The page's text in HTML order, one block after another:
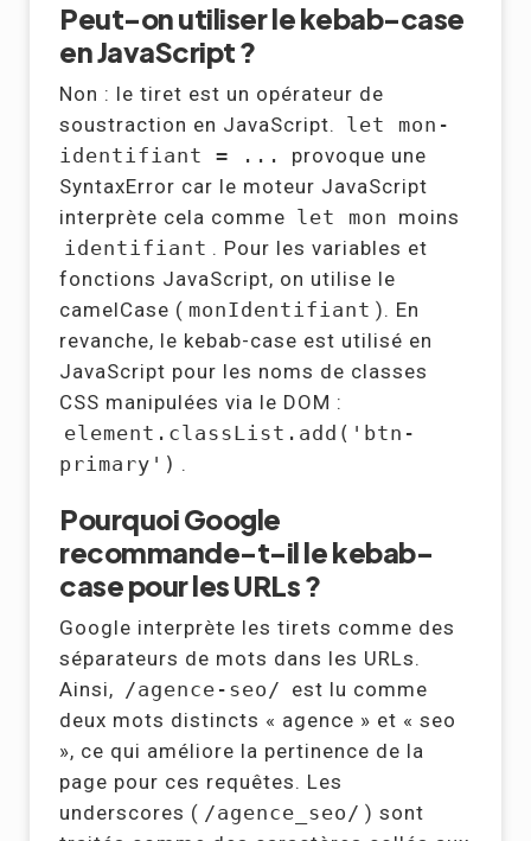
Peut-on utiliser le kebab-case
en JavaScript ?
Non : le tiret est un opérateur de
soustraction en JavaScript. let mon-
identifiant = ...
provoque une
SyntaxError car le moteur JavaScript
interprète cela comme let mon moins
identifiant . Pour les variables et
fonctions JavaScript, on utilise le
camelCase ( monIdentifiant ). En
revanche, le kebab-case est utilisé en
JavaScript pour les noms de classes
CSS manipulées via le DOM :
element.classList.add('btn-
primary') .
Pourquoi Google
recommande-t-il le kebab-
case pour les URLs ?
Google interprète les tirets comme des
séparateurs de mots dans les URLs.
Ainsi, /agence-seo/ est lu comme
deux mots distincts « agence » et « seo
», ce qui améliore la pertinence de la
page pour ces requêtes. Les
underscores ( /agence_seo/ ) sont